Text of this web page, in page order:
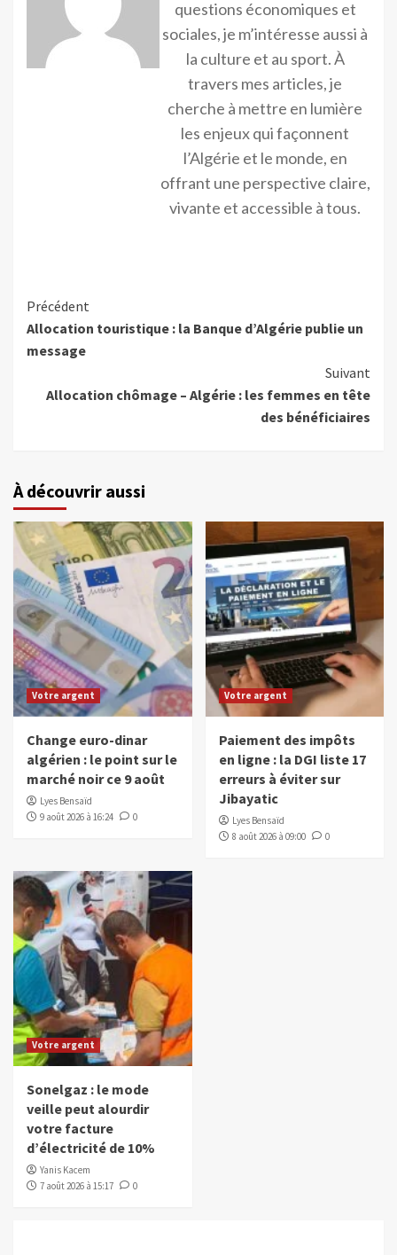
questions économiques et
sociales, je m’intéresse aussi à
la culture et au sport. À
travers mes articles, je
cherche à mettre en lumière
les enjeux qui façonnent
l’Algérie et le monde, en
offrant une perspective claire,
vivante et accessible à tous.
Précédent
Allocation touristique : la Banque d’Algérie publie un
message
Suivant
Allocation chômage – Algérie : les femmes en tête
des bénéficiaires
À découvrir aussi
Votre argent
Change euro-dinar
algérien : le point sur le
marché noir ce 9 août
Lyes Bensaïd
9 août 2026 à 16:24
0
Votre argent
Paiement des impôts
en ligne : la DGI liste 17
erreurs à éviter sur
Jibayatic
Lyes Bensaïd
8 août 2026 à 09:00
0
Votre argent
Sonelgaz : le mode
veille peut alourdir
votre facture
d’électricité de 10%
Yanis Kacem
7 août 2026 à 15:17
0